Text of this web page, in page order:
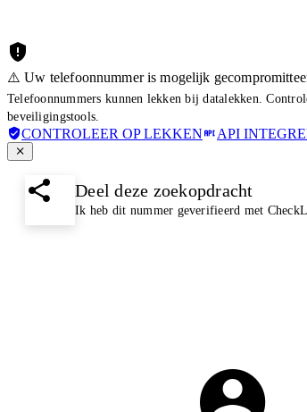
⚠️ Uw telefoonnummer is mogelijk
Telefoonnummers kunnen lekken bij datalekken.
beveiligingstools.
CONTROLEER OP LEKKEN API
Deel deze zoekopdracht
Ik heb dit nummer geverifieerd met